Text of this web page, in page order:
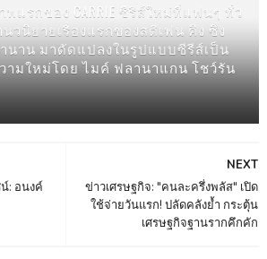
ภาพแรกของ CARRIE ซีรีส์ใหม่ที่แฟนๆ ทั่ว
วนิยายเรื่องแรกของสตีเฟน คิง ซึ่ง
นาน มาดัดแปลงในรูปแบบซีรีส์เป็น
ามใหม่โดย ไมค์ ฟลานาแกน โชว์รัน
NEXT
ข่าวเศรษฐกิจ: "คนละครึ่งพลัส" เปิด
ใช้จ่ายวันแรก! ปลัดคลังย้ำ กระตุ้น
เศรษฐกิจฐานรากคึกคัก
: อนงค์